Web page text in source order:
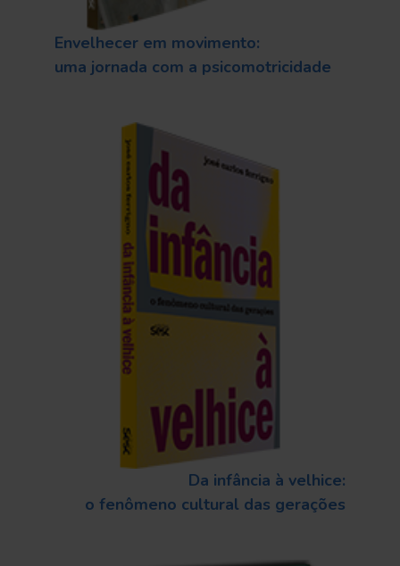
Envelhecer em movimento:
uma jornada com a psicomotricidade
Da infância à velhice:
o fenômeno cultural das gerações